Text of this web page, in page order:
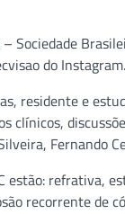
Sociedade
do Instagram.
residente e
clínicos,
Fernando
estão: refrativa,
recorrente de